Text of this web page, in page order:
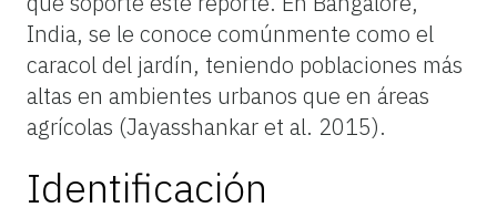
India, se le conoce comúnmente como el
caracol del jardín, teniendo poblaciones más
altas en ambientes urbanos que en áreas
agrícolas (Jayasshankar et al. 2015).
Identificación